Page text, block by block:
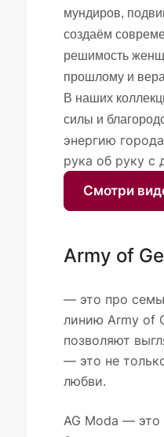
мундиров,
создаём
решимость
прошлому и
В наших
силы и
энергию
рука об руку с
Смотри
Army of
— это про
линию Army of
позволяют
— это не
любви.
AG Moda —